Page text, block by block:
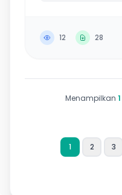
12 28
Menampilkan 1
1 2 3